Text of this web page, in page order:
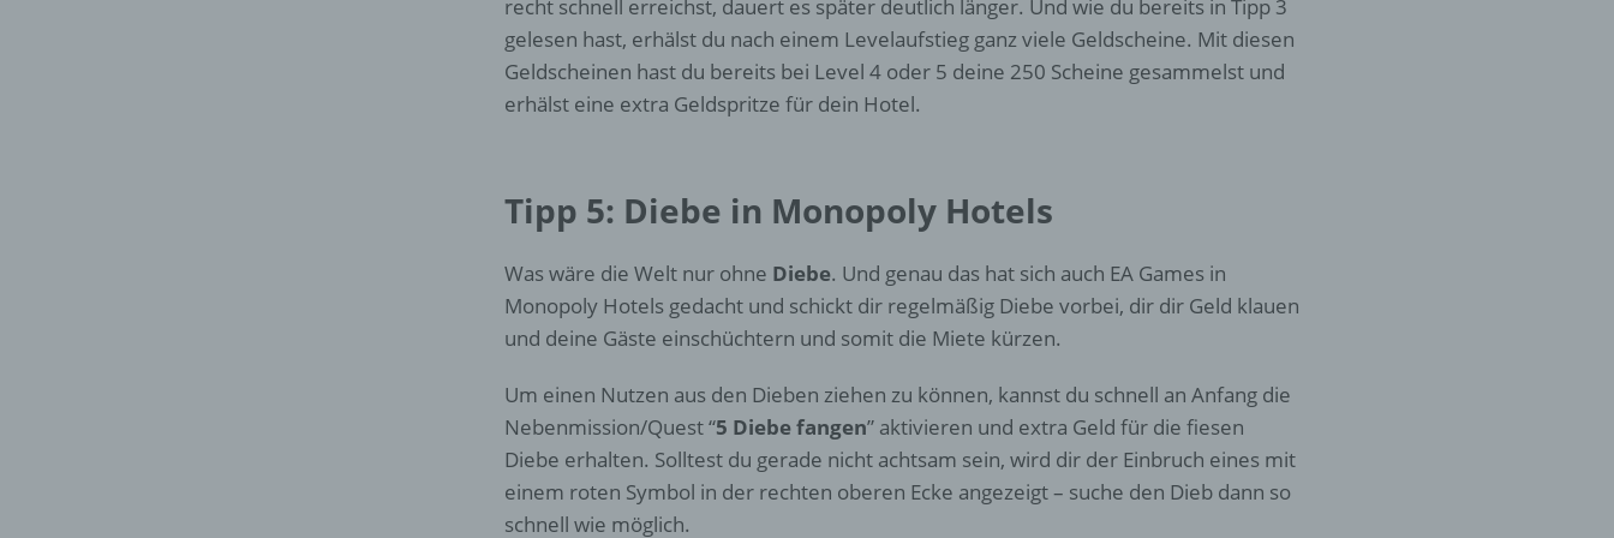
recht schnell erreichst, dauert es später deutlich länger. Und wie du bereits in Tipp 3
gelesen hast, erhälst du nach einem Levelaufstieg ganz viele Geldscheine. Mit diesen
Geldscheinen hast du bereits bei Level 4 oder 5 deine 250 Scheine gesammelst und
erhälst eine extra Geldspritze für dein Hotel.
Tipp 5: Diebe in Monopoly Hotels
Was wäre die Welt nur ohne Diebe. Und genau das hat sich auch EA Games in
Monopoly Hotels gedacht und schickt dir regelmäßig Diebe vorbei, dir dir Geld klauen
und deine Gäste einschüchtern und somit die Miete kürzen.
Um einen Nutzen aus den Dieben ziehen zu können, kannst du schnell an Anfang die
Nebenmission/Quest “5 Diebe fangen” aktivieren und extra Geld für die fiesen
Diebe erhalten. Solltest du gerade nicht achtsam sein, wird dir der Einbruch eines mit
einem roten Symbol in der rechten oberen Ecke angezeigt – suche den Dieb dann so
schnell wie möglich.
Einschränkung der Verarbeitung ist die Markierung gespeicherter
einzuschränken.
personenbezogener Daten, die darin besteht, dass diese
personenbezogenen Daten verwendet werden, um bestimmte
persönliche Aspekte, die sich auf eine natürliche Person beziehen,
zu bewerten, insbesondere, um Aspekte bezüglich Arbeitsleistung,
Zuverlässigkeit, Verhalten, Aufenthaltsort oder Ortswechsel dieser
natürlichen Person zu analysieren oder vorherzusagen.
f) Pseudonymisierung